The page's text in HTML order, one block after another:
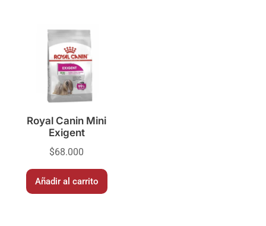
Royal Canin Mini
Exigent
$68.000
Añadir al carrito